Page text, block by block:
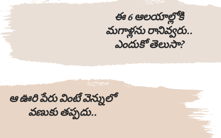
ఈ 6 ఆలయాల్లోకి
మగాళ్లను రానివ్వరు..
ఎందుకో తెలుసా?
ఆ ఊరి పేరు వింటే వెన్నులో
వణుకు తప్పదు..